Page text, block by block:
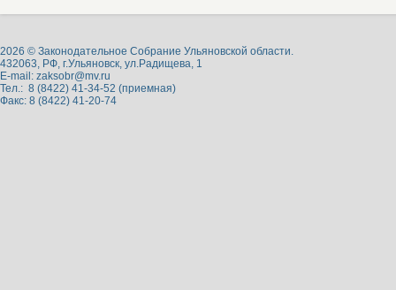
2026 © Законодательное Собрание Ульяновской области.
432063, РФ, г.Ульяновск, ул.Радищева, 1
E-mail: zaksobr@mv.ru
Тел.: 8 (8422) 41-34-52 (приемная)
Факс: 8 (8422) 41-20-74